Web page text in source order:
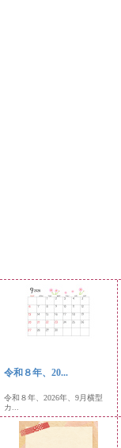
令和８年、20...
令和８年、2026年、9月横型
カ...